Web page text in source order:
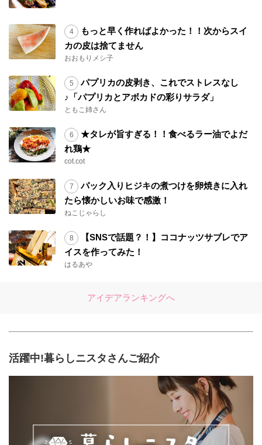
もっと早く作ればよかった！！次からスイ
カの皮は捨てません
おおもりメシ子
パプリカの皮剥き、これでストレスなし
♪「パプリカとアボカドの彩りサラダ」
ともこ姉さん
★タレが旨すぎる！！食べるラー油でよだ
れ鶏★
cot.cot
パック入りヒジキの煮つけを卵焼きに入れ
たら懐かしいお味で感激！
ねこじゃらし
【SNSで話題？！】ココナッツサブレでア
イスを作ってみた！
はるあや
アイデアランキングへ
活躍中!暮らしニスタさんご紹介